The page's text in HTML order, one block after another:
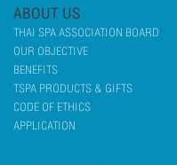
ABOUT US
THAI SPA ASSOCIATION BOARD
OUR OBJECTIVE
BENEFITS
TSPA PRODUCTS & GIFTS
CODE OF ETHICS
APPLICATION